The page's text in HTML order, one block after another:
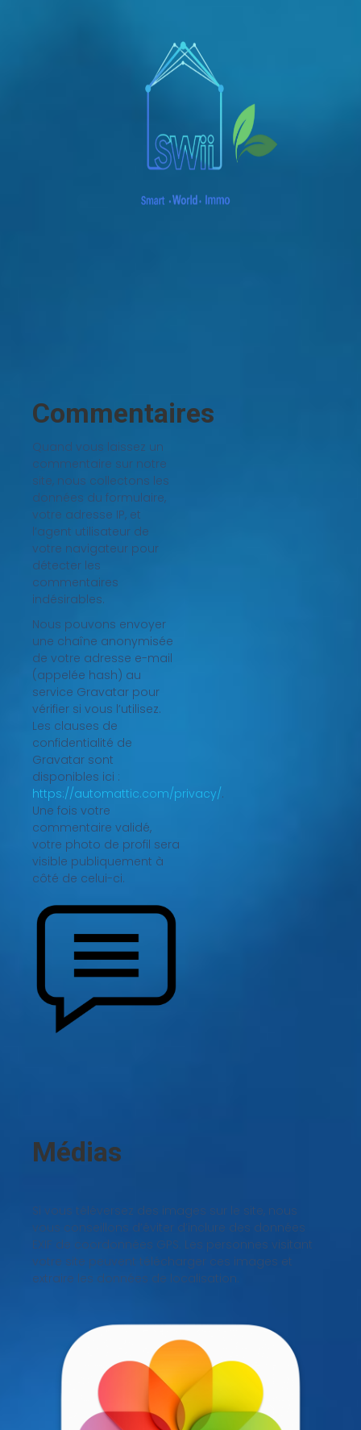
Commentaires
Quand vous laissez un
commentaire sur notre
site, nous collectons les
données du formulaire,
votre adresse IP, et
l’agent utilisateur de
votre navigateur pour
détecter les
commentaires
indésirables.
Nous pouvons envoyer
une chaîne anonymisée
de votre adresse e-mail
(appelée hash) au
service Gravatar pour
vérifier si vous l’utilisez.
Les clauses de
confidentialité de
Gravatar sont
disponibles ici :
https://automattic.com/privacy/.
Une fois votre
commentaire validé,
votre photo de profil sera
visible publiquement à
côté de celui-ci.
Médias
Si vous téléversez des images sur le site, nous
vous conseillons d’éviter d’inclure des données
EXIF de coordonnées GPS. Les personnes visitant
votre site peuvent télécharger ces images et
extraire les données de localisation.